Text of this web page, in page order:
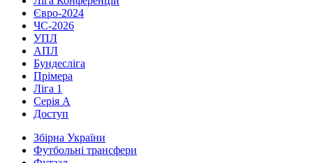
Євро-2024
ЧС-2026
УПЛ
АПЛ
Бундесліга
Прімера
Ліга 1
Серія А
Доступ
Збірна України
Футбольні трансфери